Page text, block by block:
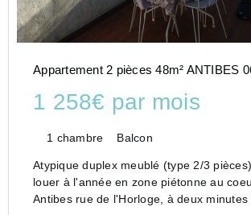
Appartement 2 pièces 48m² ANTIBES
1 258€ par mois
1 chambre Balcon
Atypique duplex meublé (type 2/3
louer à l'année en zone piétonne au
Antibes rue de l'Horloge, à deux